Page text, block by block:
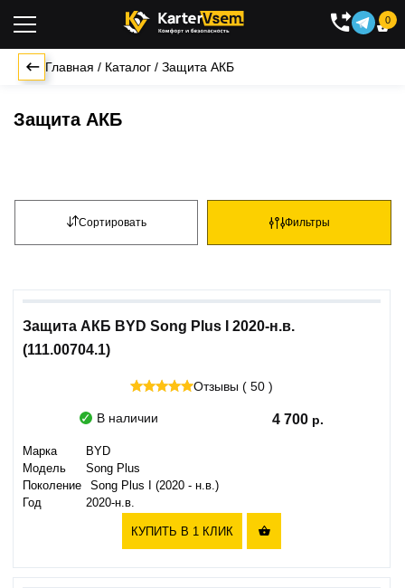

0
Главная / Каталог / Защита АКБ
Защита АКБ
Фильтры
Сортировать
Защита АКБ BYD Song Plus I 2020-н.в.
(111.00704.1)
Отзывы ( 50 )
В наличии 4 700
Марка
BYD
Модель
Song Plus
Поколение
Song Plus I (2020 - н.в.)
Год
2020-н.в.
КУПИТЬ В 1 КЛИК 